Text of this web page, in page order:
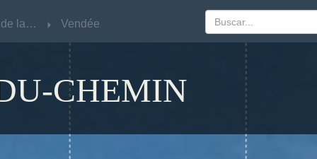
Pays de la Loire Vendée
CHEMIN
Pays de la Loire Vendée